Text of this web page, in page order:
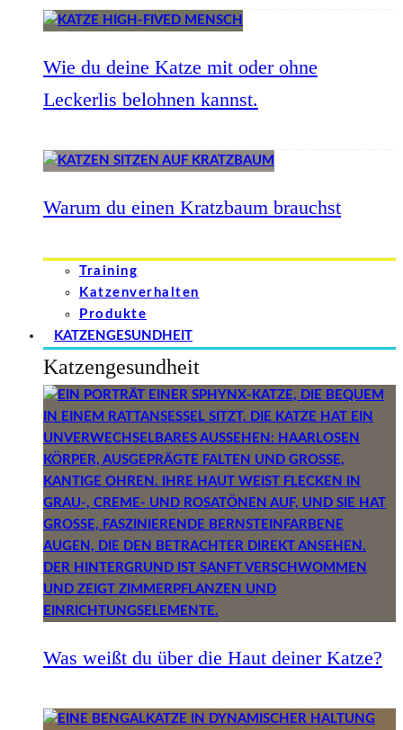
Wie du deine Katze mit oder ohne
Leckerlis belohnen kannst.
Warum du einen Kratzbaum brauchst
Training
Katzenverhalten
Produkte
KATZENGESUNDHEIT
Katzengesundheit
Was weißt du über die Haut deiner Katze?